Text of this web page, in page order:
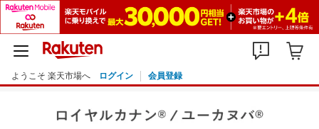
ようこそ 楽天市場へ ログイン 会員登録